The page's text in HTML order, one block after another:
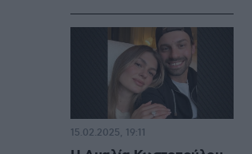
15.02.2025, 19:11